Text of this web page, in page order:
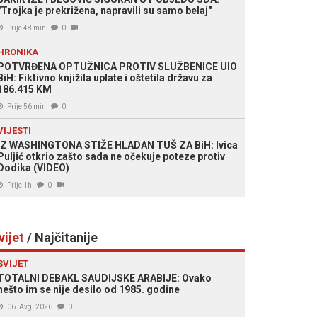
je prekrižena, napravili su samo belaj"
Prije 48 min 0
OPTUŽNICA PROTIV SLUŽBENICE UIO
Fiktivno knjižila uplate i oštetila državu za
KM
Prije 56 min 0
WASHINGTONA STIŽE HLADAN TUŠ ZA BiH: Ivica
otkrio zašto sada ne očekuje poteze protiv
(VIDEO)
Prije 1h 0
/ Najčitanije
DEBAKL SAUDIJSKE ARABIJE: Ovako
im se nije desilo od 1985. godine
06. Avg. 2026 0